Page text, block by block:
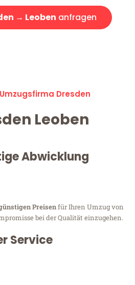
→ Leoben anfragen
Dresden
Leoben
Abwicklung
Preisenfür Ihren Umzug von
bei der Qualität einzugehen.
Service